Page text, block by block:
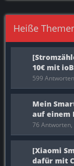
Heiße
10€ mit
599
Mein
auf einem
76 Antworten,
[Xiaomi
dafür mit